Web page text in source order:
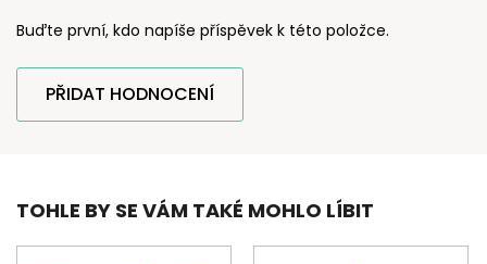
Buďte první, kdo napíše příspěvek k této položce.
PŘIDAT HODNOCENÍ
TOHLE BY SE VÁM TAKÉ MOHLO LÍBIT